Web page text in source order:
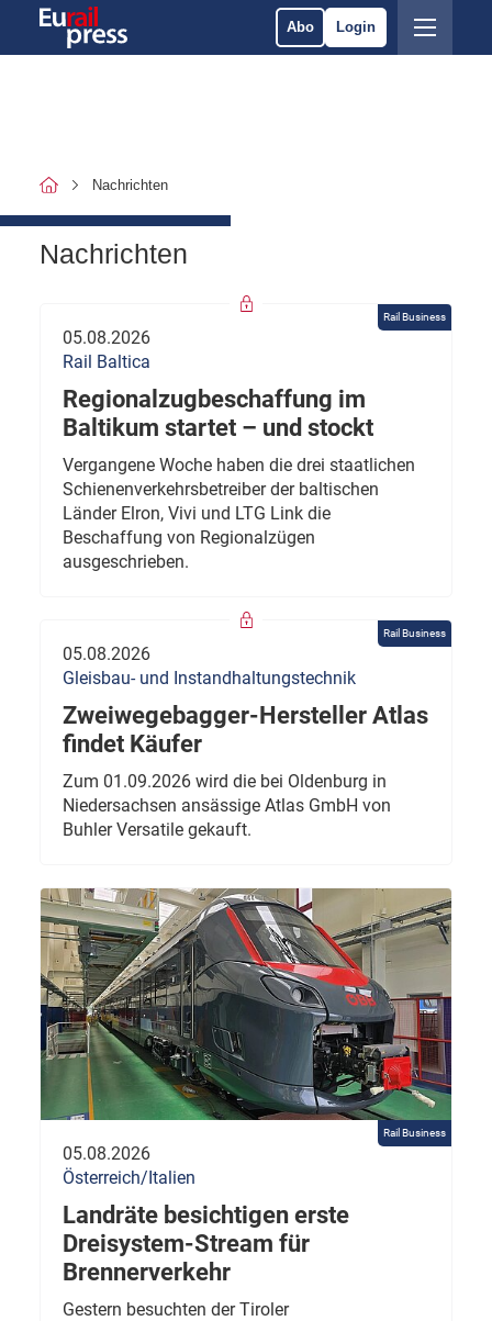
Abo Login
Nachrichten
Nachrichten
Rail Business
05.08.2026
Rail Baltica
Regionalzugbeschaffung im
Baltikum startet – und stockt
Vergangene Woche haben die drei staatlichen
Schienenverkehrsbetreiber der baltischen
Länder Elron, Vivi und LTG Link die
Beschaffung von Regionalzügen
ausgeschrieben.
Rail Business
05.08.2026
Gleisbau- und Instandhaltungstechnik
Zweiwegebagger-Hersteller Atlas
findet Käufer
Zum 01.09.2026 wird die bei Oldenburg in
Niedersachsen ansässige Atlas GmbH von
Buhler Versatile gekauft.
Rail Business
05.08.2026
Österreich/Italien
Landräte besichtigen erste
Dreisystem-Stream für
Brennerverkehr
Gestern besuchten der Tiroler